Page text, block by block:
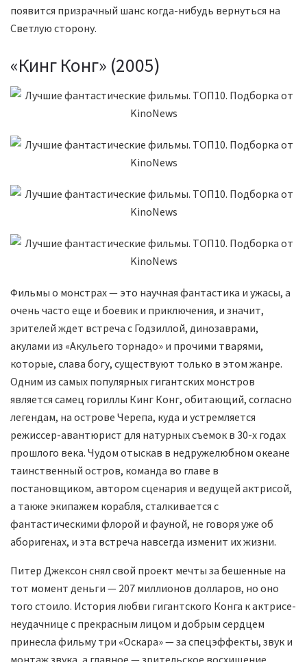
появится призрачный шанс когда-нибудь вернуться на
Светлую сторону.
«Кинг Конг» (2005)
Фильмы о монстрах — это научная фантастика и ужасы, а
очень часто еще и боевик и приключения, и значит,
зрителей ждет встреча с Годзиллой, динозаврами,
акулами из «Акульего торнадо» и прочими тварями,
которые, слава богу, существуют только в этом жанре.
Одним из самых популярных гигантских монстров
является самец гориллы Кинг Конг, обитающий, согласно
легендам, на острове Черепа, куда и устремляется
режиссер-авантюрист для натурных съемок в 30-х годах
прошлого века. Чудом отыскав в недружелюбном океане
таинственный остров, команда во главе в
постановщиком, автором сценария и ведущей актрисой,
а также экипажем корабля, сталкивается с
фантастическими флорой и фауной, не говоря уже об
аборигенах, и эта встреча навсегда изменит их жизни.
Питер Джексон снял свой проект мечты за бешенные на
тот момент деньги — 207 миллионов долларов, но оно
того стоило. История любви гигантского Конга к актрисе-
неудачнице с прекрасным лицом и добрым сердцем
принесла фильму три «Оскара» — за спецэффекты, звук и